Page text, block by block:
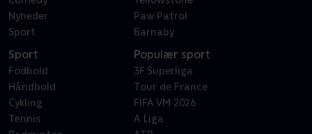
Nyheder
Sport
Paw Patrol
Barnaby
Sport
Fodbold
Håndbold
Cykling
Tennis
Populær sport
3F Superliga
Tour de France
FIFA VM 2026
A Liga